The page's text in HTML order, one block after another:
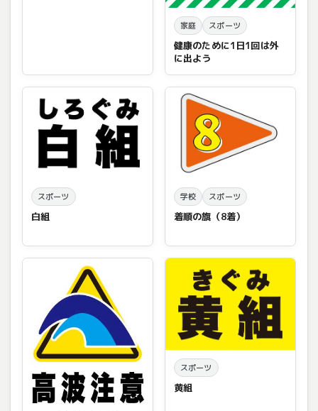
家庭 スポーツ
健康のために1日1回は外
に出よう
スポーツ
白組
学校 スポーツ
着順の旗（8着）
スポーツ
黄組